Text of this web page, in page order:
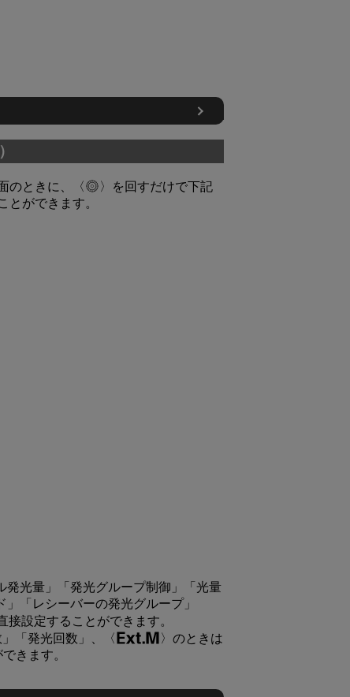
のときに、
を回すだけで下記
とができます。
発光量」「発光グループ制御」「光量
「レシーバーの発光グループ」
接設定することができます。
「発光回数」、
のときは
きます。